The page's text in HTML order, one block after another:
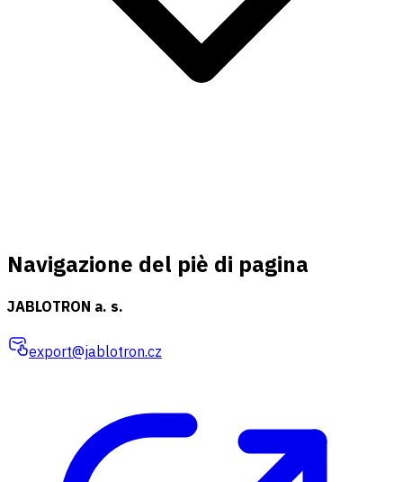
Navigazione del piè di pagina
JABLOTRON a. s.
export@jablotron.cz